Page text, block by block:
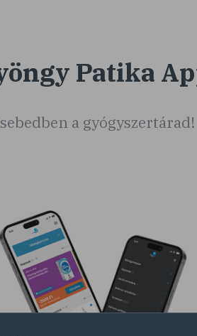
Patika
a gyógyszertárad!